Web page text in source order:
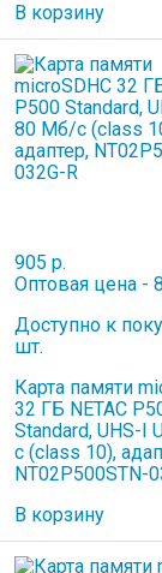
В корзину
905 р.
Оптовая цена -
Доступно к
шт.
Карта памяти
32 ГБ NETAC
Standard, UHS-I
с (class 10),
NT02P500STN-
В корзину